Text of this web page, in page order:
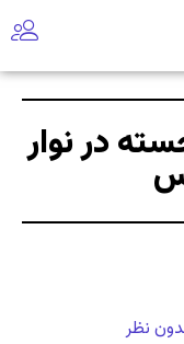
در نوار
نظر